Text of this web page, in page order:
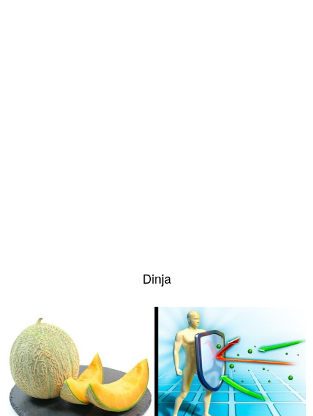
Dinja